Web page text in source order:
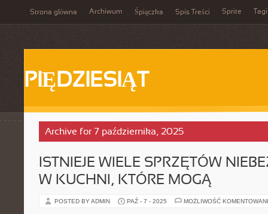
Strona główna Archiwum Śpiączka Spis Treści Sprite Tagi
PIĘDZIESIĄT
Archive for 7 października, 2025
ISTNIEJE WIELE SPRZĘTÓW
W KUCHNI, KTÓRE MOGĄ
POSTED BY ADMIN PAŹ - 7 - 2025 MOŻLIWOŚĆ